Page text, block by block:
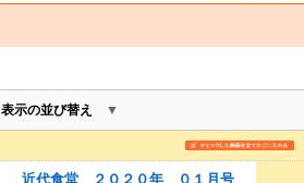
表示の並び替え
近代食堂 ２０２０年 ０１月号